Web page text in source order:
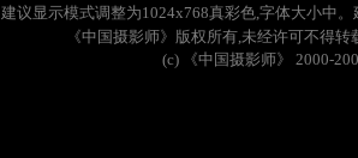
建议显示模式调整为1024x768真彩色,字体大小中。
《中国摄影师》版权所有,未经许可不得转
(c)
《中国摄影师》 2000-200